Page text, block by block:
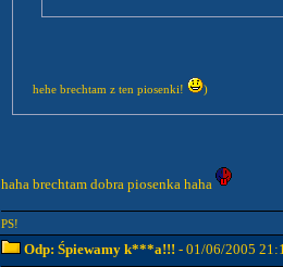
hehe brechtam z ten piosenki! )
haha brechtam dobra piosenka haha
PS!
Odp: Śpiewamy k***a!!! - 01/06/2005